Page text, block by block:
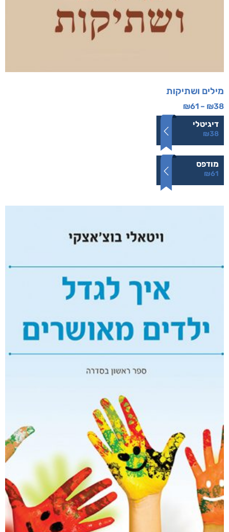
מילים ושתיקות
₪38
–
₪61
דיגיטלי
₪38
מודפס
₪61